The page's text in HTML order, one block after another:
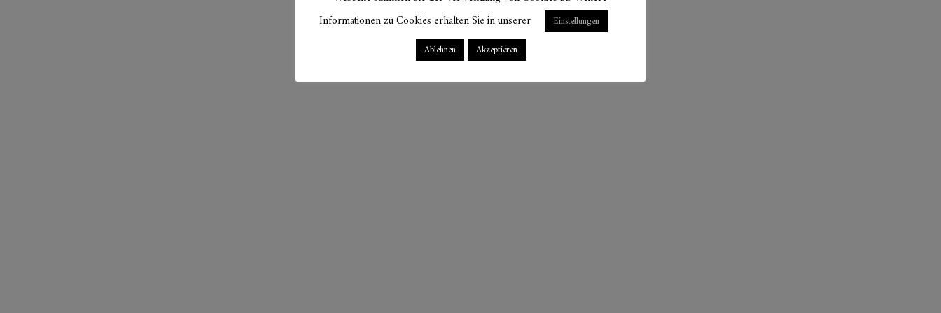
Informationen zu Cookies erhalten Sie in unserer
Einstellungen
Ablehnen
Akzeptieren